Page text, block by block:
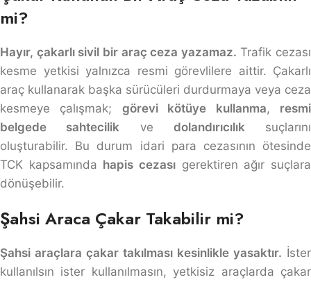
mi?
Hayır, çakarlı sivil bir araç ceza yazamaz. Trafik cezası
kesme yetkisi yalnızca resmi görevlilere aittir. Çakarlı
araç kullanarak başka sürücüleri durdurmaya veya ceza
kesmeye çalışmak; görevi kötüye kullanma, resmi
belgede sahtecilik ve dolandırıcılık suçlarını
oluşturabilir. Bu durum idari para cezasının ötesinde
TCK kapsamında hapis cezası gerektiren ağır suçlara
dönüşebilir.
Şahsi Araca Çakar Takabilir mi?
Şahsi araçlara çakar takılması kesinlikle yasaktır. İster
kullanılsın ister kullanılmasın, yetkisiz araçlarda çakar